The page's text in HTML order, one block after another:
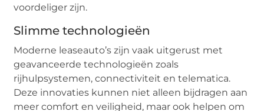
voordeliger zijn.
Slimme technologieën
Moderne leaseauto’s zijn vaak uitgerust met
geavanceerde technologieën zoals
rijhulpsystemen, connectiviteit en telematica.
Deze innovaties kunnen niet alleen bijdragen aan
meer comfort en veiligheid, maar ook helpen om